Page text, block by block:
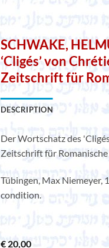
SCHWAKE,
‘Cligés’ von
Zeitschrift für
DESCRIPTION
Der Wortschatz des
Zeitschrift für
Tübingen, Max Niemeyer,
condition.
€20,00